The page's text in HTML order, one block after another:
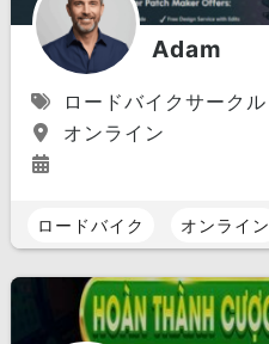
Adam
ロードバイクサークル
オンライン
ロードバイク オンライン